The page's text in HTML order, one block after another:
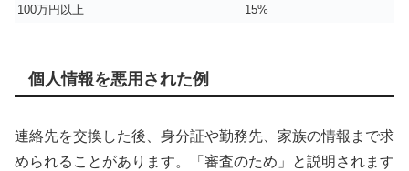
100万円以上
15%
個人情報を悪用された例
連絡先を交換した後、身分証や勤務先、家族の情報まで求
められることがあります。「審査のため」と説明されます